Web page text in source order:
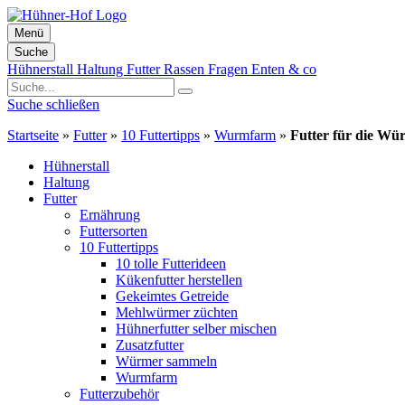
Menü
Suche
Zum
Inhalt
springen
Hühnerstall Haltung FutterRassen Fragen Enten & co
Suche schließen
Startseite » Futter» 10 Futtertipps » Wurmfarm » Futter für die
Hühnerstall
Haltung
Futter
Ernährung
Futtersorten
10 Futtertipps
10 tolle Futterideen
Kükenfutter herstellen
Gekeimtes Getreide
Mehlwürmer züchten
Hühnerfutter selber mischen
Zusatzfutter
Würmer sammeln
Wurmfarm
Futterzubehör